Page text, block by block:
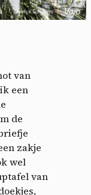
van
een
de
zakje
wel
van